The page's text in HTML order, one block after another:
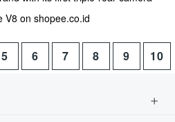
ब्राण्डa
हाम्रो बारेमा
V8 on shopee.co.id
5 6 7 8 9 10